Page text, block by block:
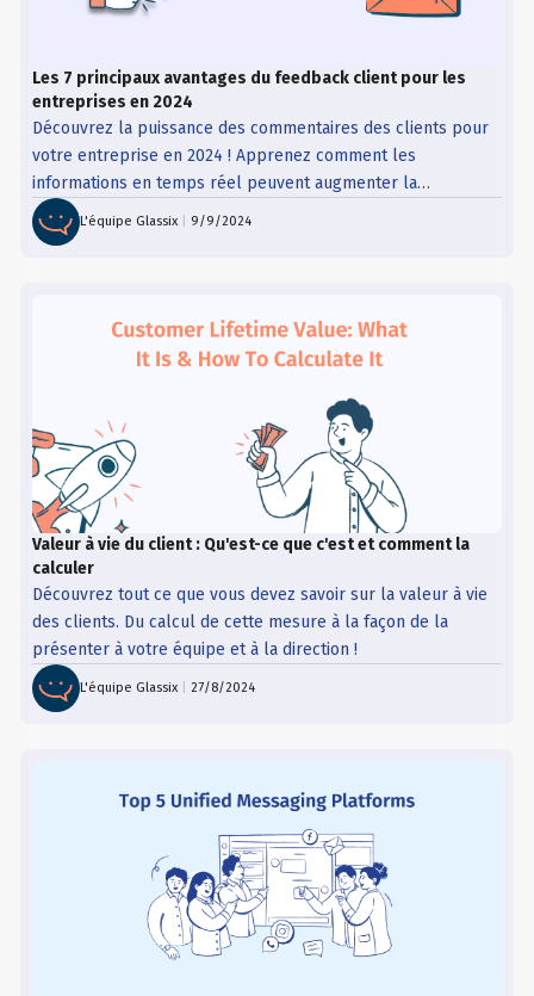
Les 7 principaux avantages du feedback client pour les
entreprises en 2024
Découvrez la puissance des commentaires des clients pour
votre entreprise en 2024 ! Apprenez comment les
informations en temps réel peuvent augmenter la
satisfaction des clients, améliorer les offres de produits,
stimuler la croissance et améliorer la prise de décision, vous
L'équipe Glassix |9/9/2024
Valeur à vie du client : Qu'est-ce que c'est et comment la
calculer
Découvrez tout ce que vous devez savoir sur la valeur à vie
des clients. Du calcul de cette mesure à la façon de la
présenter à votre équipe et à la direction !
L'équipe Glassix |27/8/2024